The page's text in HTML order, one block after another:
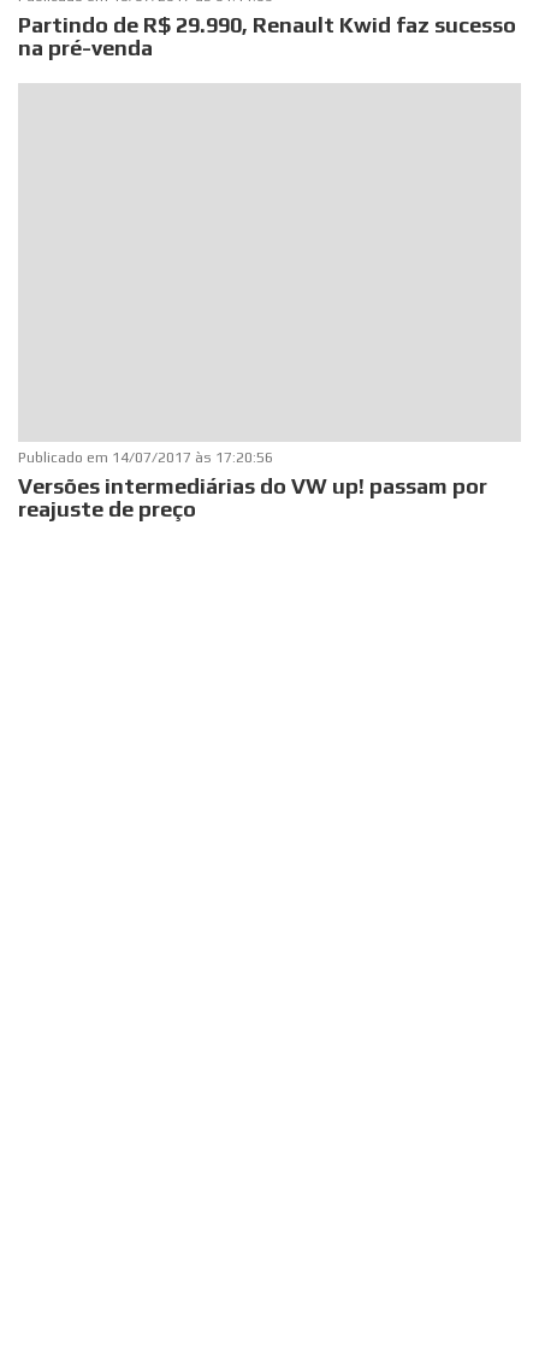
Partindo de R$ 29.990, Renault Kwid faz sucesso
na pré-venda
Publicado em 14/07/2017 às 17:20:56
Versões intermediárias do VW up! passam por
reajuste de preço